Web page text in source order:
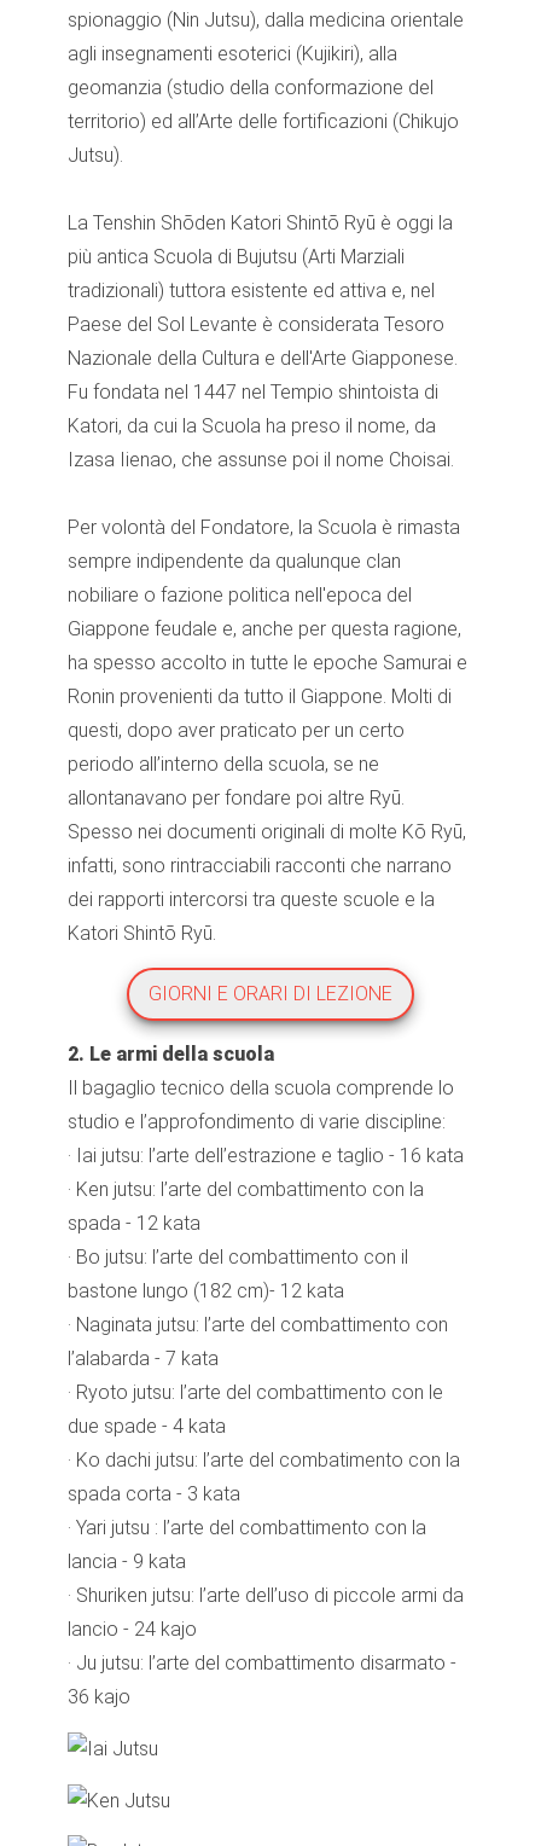
spionaggio (Nin Jutsu), dalla medicina orientale
agli insegnamenti esoterici (Kujikiri), alla
geomanzia (studio della conformazione del
territorio) ed all’Arte delle fortificazioni (Chikujo
Jutsu).
La Tenshin Shōden Katori Shintō Ryū è oggi la
più antica Scuola di Bujutsu (Arti Marziali
tradizionali) tuttora esistente ed attiva e, nel
Paese del Sol Levante è considerata Tesoro
Nazionale della Cultura e dell'Arte Giapponese.
Fu fondata nel 1447 nel Tempio shintoista di
Katori, da cui la Scuola ha preso il nome, da
Izasa Iienao, che assunse poi il nome Choisai.
Per volontà del Fondatore, la Scuola è rimasta
sempre indipendente da qualunque clan
nobiliare o fazione politica nell'epoca del
Giappone feudale e, anche per questa ragione,
ha spesso accolto in tutte le epoche Samurai e
Ronin provenienti da tutto il Giappone. Molti di
questi, dopo aver praticato per un certo
periodo all’interno della scuola, se ne
allontanavano per fondare poi altre Ryū.
Spesso nei documenti originali di molte Kō Ryū,
infatti, sono rintracciabili racconti che narrano
dei rapporti intercorsi tra queste scuole e la
Katori Shintō Ryū.
GIORNI E ORARI DI LEZIONE
2. Le armi della scuola
Il bagaglio tecnico della scuola comprende lo
studio e l’approfondimento di varie discipline:
· Iai jutsu: l’arte dell’estrazione e taglio - 16 kata
· Ken jutsu: l’arte del combattimento con la
spada - 12 kata
· Bo jutsu: l’arte del combattimento con il
bastone lungo (182 cm)- 12 kata
· Naginata jutsu: l’arte del combattimento con
l’alabarda - 7 kata
· Ryoto jutsu: l’arte del combattimento con le
due spade - 4 kata
· Ko dachi jutsu: l’arte del combatimento con la
spada corta - 3 kata
· Yari jutsu : l’arte del combattimento con la
lancia - 9 kata
· Shuriken jutsu: l’arte dell’uso di piccole armi da
lancio - 24 kajo
· Ju jutsu: l’arte del combattimento disarmato -
36 kajo